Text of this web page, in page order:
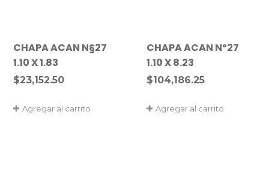
CHAPA ACAN N§27
1.10 X 1.83
$23,152.50
Agregar al carrito
CHAPA ACAN Nº27
1.10 X 8.23
$104,186.25
Agregar al carrito